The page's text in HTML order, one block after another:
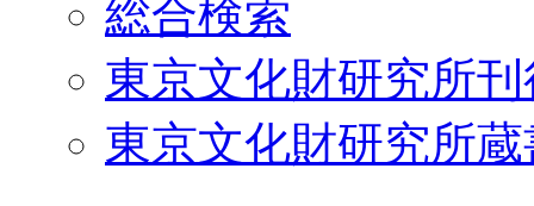
総合検索
東京文化財研究所
東京文化財研究所